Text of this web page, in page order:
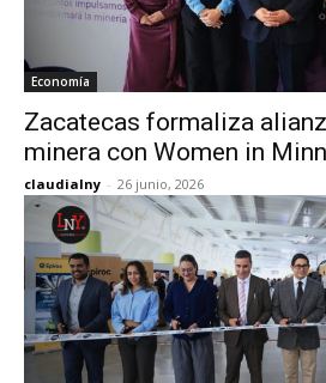
Economía
Zacatecas formaliza
minera con Women in
claudialny - 26 junio, 2026